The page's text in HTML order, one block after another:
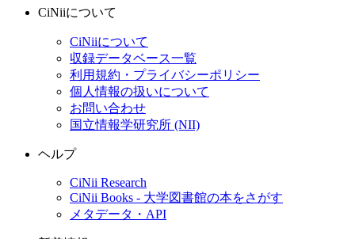
CiNiiについて
CiNiiについて
収録データベース一覧
利用規約・プライバシーポリシー
個人情報の扱いについて
お問い合わせ
国立情報学研究所 (NII)
ヘルプ
CiNii Research
CiNii Books - 大学図書館の本をさがす
メタデータ・API